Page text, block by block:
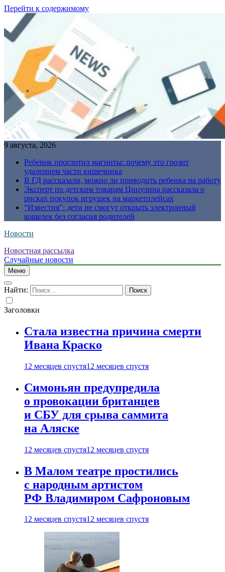
Перейти к содержимому
9 августа, 2026
Ребенок проглотил магниты: почему это грозит
удалением части кишечника
В ГД рассказали, можно ли приводить ребенка на работу
Эксперт по детским товарам Цицулина рассказала о
рисках покупок игрушек на маркетплейсах
“Известия”: дети не смогут открыть электронный
кошелек без согласия родителей
Новости
Новостная рассылка
Случайные новости
Меню
Найти:
Заголовки
Стала известна причина смерти
Ивана Краско
12 месяцев спустя12 месяцев спустя
Симоньян предупредила
о провокации британцев
и СБУ для срыва саммита
на Аляске
12 месяцев спустя12 месяцев спустя
В Малом театре простились
с народным артистом
РФ Владимиром Сафроновым
12 месяцев спустя12 месяцев спустя